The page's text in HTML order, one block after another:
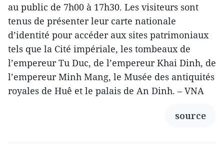
au public de 7h00 à 17h30. Les visiteurs sont
tenus de présenter leur carte nationale
d’identité pour accéder aux sites patrimoniaux
tels que la Cité impériale, les tombeaux de
l’empereur Tu Duc, de l’empereur Khai Dinh, de
l’empereur Minh Mang, le Musée des antiquités
royales de Huê et le palais de An Dinh. – VNA
source